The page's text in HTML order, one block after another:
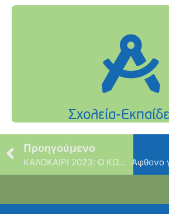
Προηγούμενο
ΚΑΛΟΚΑΙΡΙ 2023: Ο ΚΩΣΤΑΣ ΜΑΚΕΔΟΝΑΣ παρουσιάζει ένα πρόγραμμα από μεγάλες λαϊκές επιτυχίες στο Δήμο μας – Δευτέρα 4 Σεπτεμβρίου